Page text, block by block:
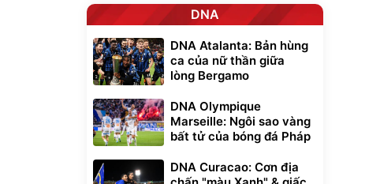
Unmute
DNA
DNA Atalanta: Bản hùng
ca của nữ thần giữa
lòng Bergamo
DNA Olympique
Marseille: Ngôi sao vàng
bất tử của bóng đá Pháp
DNA Curacao: Cơn địa